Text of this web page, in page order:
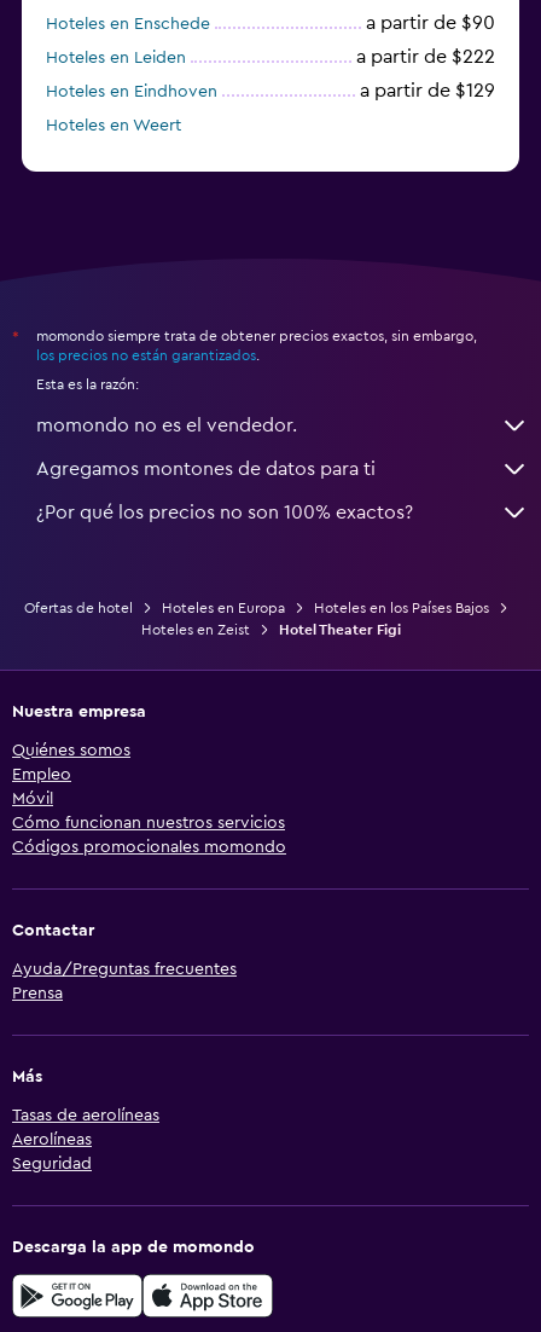
Hoteles en Enschede a partir de $90
Hoteles en Leiden a partir de $222
Hoteles en Eindhoven a partir de $129
Hoteles en Weert
*
momondo siempre trata de obtener precios exactos, sin embargo,
los precios no están garantizados
Esta es la razón:
momondo no es el vendedor.
Agregamos montones de datos para ti
¿Por qué los precios no son 100% exactos?
Ofertas de hotel Hoteles en Europa
Hoteles en los Países Bajos
Hoteles en Zeist
Hotel Theater Figi
Nuestra empresa
Quiénes somos
Empleo
Móvil
Cómo funcionan nuestros servicios
Códigos promocionales momondo
Contactar
Ayuda/Preguntas frecuentes
Prensa
Más
Tasas de aerolíneas
Aerolíneas
Seguridad
Descarga la app de momondo